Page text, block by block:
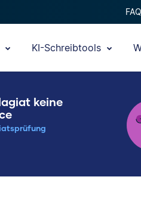
FAQ
KI-Schreibtools
keine